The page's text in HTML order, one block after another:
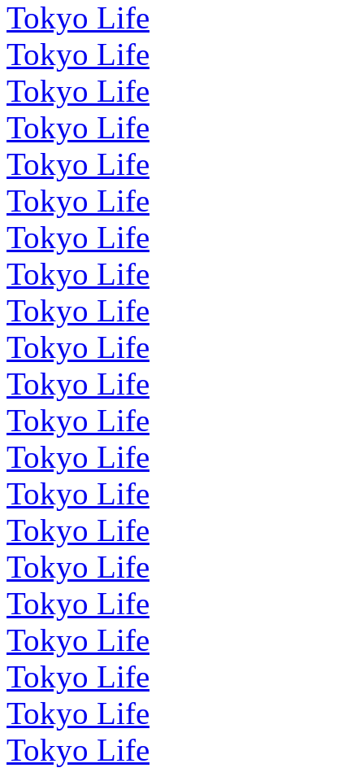
Tokyo Life
Tokyo Life
Tokyo Life
Tokyo Life
Tokyo Life
Tokyo Life
Tokyo Life
Tokyo Life
Tokyo Life
Tokyo Life
Tokyo Life
Tokyo Life
Tokyo Life
Tokyo Life
Tokyo Life
Tokyo Life
Tokyo Life
Tokyo Life
Tokyo Life
Tokyo Life
Tokyo Life